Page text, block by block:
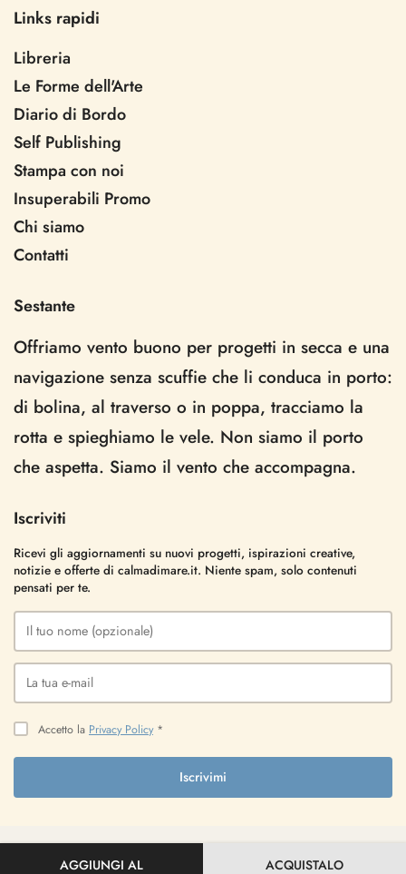
AGGIUNGI AL ACQUISTALO
Links rapidi
Libreria
Le Forme dell'Arte
Diario di Bordo
Self Publishing
Stampa con noi
Insuperabili Promo
Chi siamo
Contatti
Sestante
Offriamo vento buono per progetti in secca e una
navigazione senza scuffie che li conduca in porto:
di bolina, al traverso o in poppa, tracciamo la
rotta e spieghiamo le vele. Non siamo il porto
che aspetta. Siamo il vento che accompagna.
Iscriviti
Ricevi gli aggiornamenti su nuovi progetti, ispirazioni creative,
notizie e offerte di calmadimare.it. Niente spam, solo contenuti
pensati per te.
Accetto la Privacy Policy*
Iscrivimi